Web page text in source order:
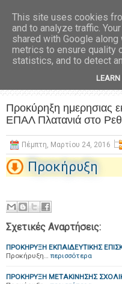
Προκύρηξη ημερησιας
ΕΠΑΛ Πλατανιά στο
Πέμπτη, Μαρτίου 24, 2016
Προκήρυξη
Σχετικές Αναρτήσεις:
ΠΡΟΚΗΡΥΞΗ ΕΚΠΑΙΔΕΥΤΙΚΗΣ
Προκήρυξη… περισσότερα
ΠΡΟΚΗΡΥΞΗ ΜΕΤΑΚΙΝΗΣΗΣ
This site uses cookies
and to analyze traffic.
shared with Google
metrics to ensure quality
statistics, and to detect
LEARN